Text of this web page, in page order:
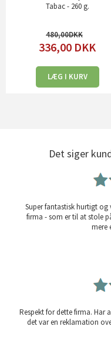
Tabac - 260 g.
480,00
336,00 DKK
LÆG I KURV
Det siger
Super fantastisk hurtigt
firma - som er til at stole
mere
Respekt for dette firma. Har
det var en reklamation